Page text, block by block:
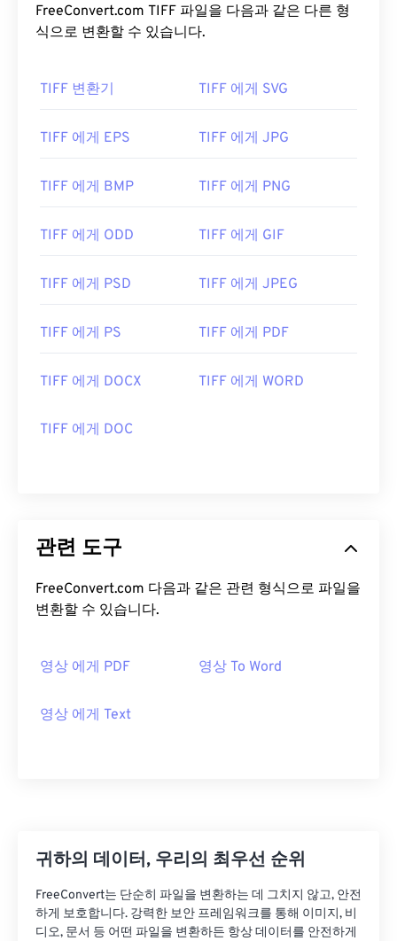
FreeConvert.com TIFF 파일을 다음과 같은 다른 형
식으로 변환할 수 있습니다.
TIFF 변환기 TIFF 에게 SVG
TIFF 에게 EPS TIFF 에게 JPG
TIFF 에게 BMP TIFF 에게 PNG
TIFF 에게 ODD TIFF 에게 GIF
TIFF 에게 PSD TIFF 에게 JPEG
TIFF 에게 PS TIFF 에게 PDF
TIFF 에게 DOCX TIFF 에게 WORD
TIFF 에게 DOC
관련 도구
FreeConvert.com 다음과 같은 관련 형식으로 파일을
변환할 수 있습니다.
영상 에게 PDF 영상 To Word
영상 에게 Text
귀하의 데이터, 우리의 최우선 순위
FreeConvert는 단순히 파일을 변환하는 데 그치지 않고, 안전
하게 보호합니다. 강력한 보안 프레임워크를 통해 이미지, 비
디오, 문서 등 어떤 파일을 변환하든 항상 데이터를 안전하게